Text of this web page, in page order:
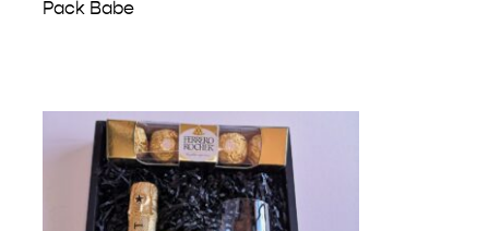
Pack Babe